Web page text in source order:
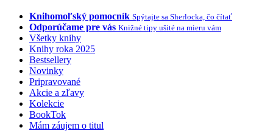
Knihomoľský pomocník Spýtajte sa Sherlocka, čo čítať
Odporúčame pre vás Knižné tipy ušité na mieru vám
Všetky knihy
Knihy roka 2025
Bestsellery
Novinky
Pripravované
Akcie a zľavy
Kolekcie
BookTok
Mám záujem o titul